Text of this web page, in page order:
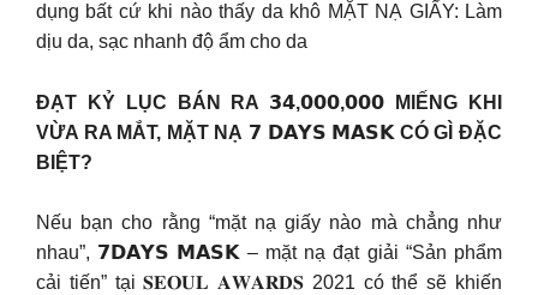
dụng bất cứ khi nào thấy da khô MẶT NẠ GIẤY: Làm
dịu da, sạc nhanh độ ẩm cho da
ĐẠT KỶ LỤC BÁN RA 𝟯𝟰,𝟬𝟬𝟬,𝟬𝟬𝟬 MIẾNG KHI
VỪA RA MẮT, MẶT NẠ 𝟳 𝗗𝗔𝗬𝗦 𝗠𝗔𝗦𝗞 CÓ GÌ ĐẶC
BIỆT?
Nếu bạn cho rằng “mặt nạ giấy nào mà chẳng như
nhau”, 𝟳𝗗𝗔𝗬𝗦 𝗠𝗔𝗦𝗞 – mặt nạ đạt giải “Sản phẩm
cải tiến” tại 𝐒𝐄𝐎𝐔𝐋 𝐀𝐖𝐀𝐑𝐃𝐒 2021 có thể sẽ khiến